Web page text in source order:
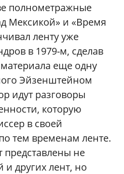
полнометражные
Мексикой» и «Время
ленту уже
в 1979-м, сделав
еще одну
Эйзенштейном
идут разговоры
которую
в своей
тем временам ленте.
представлены не
и других лент, но